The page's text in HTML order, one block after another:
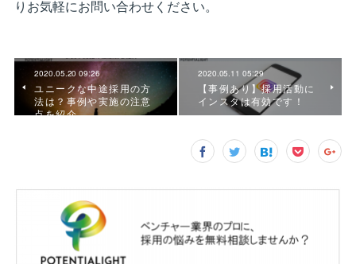
2020.05.20 09:26
ユニークな中途採用の方
法は？事例や実施の注意
点を紹介
2020.05.11 05:29
【事例あり】採用活動に
インスタは有効です！